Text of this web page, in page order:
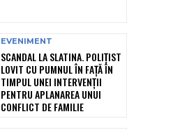
EVENIMENT
SCANDAL LA SLATINA. POLIȚIST
LOVIT CU PUMNUL ÎN FAȚĂ ÎN
TIMPUL UNEI INTERVENȚII
PENTRU APLANAREA UNUI
CONFLICT DE FAMILIE